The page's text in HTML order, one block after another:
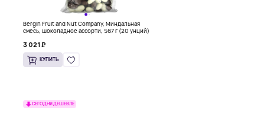
Bergin Fruit and Nut Company, Миндальная
смесь, шоколадное ассорти, 567 г (20 унций)
3 021 ₽
КУПИТЬ
СЕГОДНЯ ДЕШЕВЛЕ